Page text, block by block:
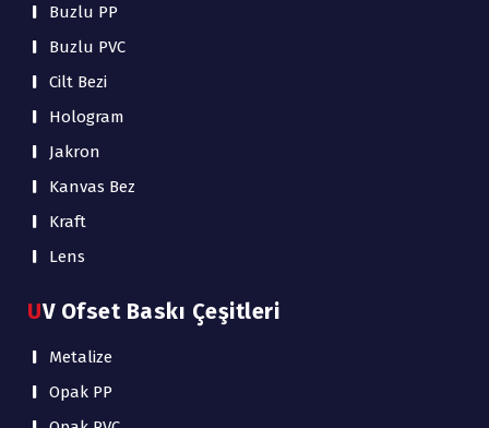
Buzlu PP
Buzlu PVC
Cilt Bezi
Hologram
Jakron
Kanvas Bez
Kraft
Lens
UV Ofset Baskı Çeşitleri
Metalize
Opak PP